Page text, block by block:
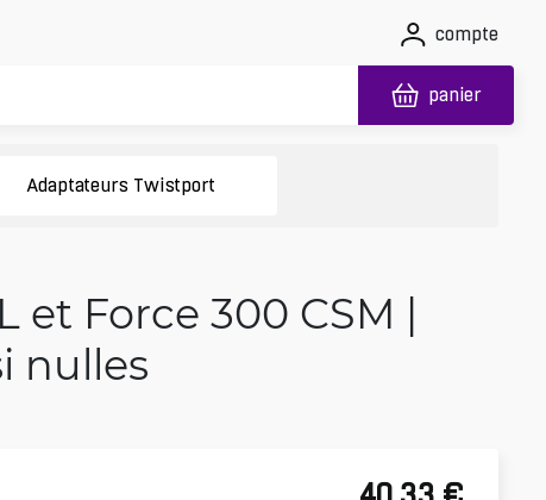
compte
panier
Adaptateurs Twistport
Force 300 CSM |
nulles